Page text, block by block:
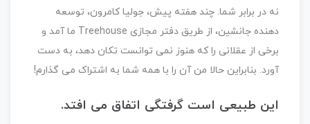
نه در برابر شما. چند هفته پیش، جولیا کامرون، توسعه
دهنده جانشین، از طریق دفتر مجازی Treehouse ما آمد و
برخی از عقلانی را که هنوز نمی توانست تکان دهد، به دست
آورد. بنابراین حالا من آن را با همه شما به اشتراک می گذارم!
این طبیعی است گرفتگی اتفاق می افتد.